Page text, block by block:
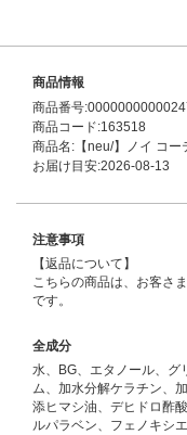
商品情報
商品番号
商品コード:163518
商品名:【neu/】ノイ コー
お届け目安:2026-08-13
注意事項
【返品について】
こちらの商品は、お客さ
です。
全成分
水、BG、エタノール、グ
ム、加水分解ケラチン、
添ヒマシ油、デヒドロ酢
ルパラベン、フェノキシ